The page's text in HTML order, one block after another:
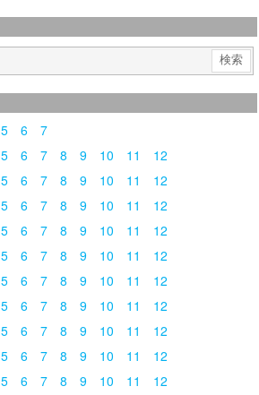
5 6
7
5 6 7 8 9 10 11
12
5 6 7 8 9 10 11
12
5 6 7 8 9 10 11
12
5 6 7 8 9 10 11
12
5 6 7 8 9 10 11
12
5 6 7 8 9 10 11
12
5 6 7 8 9 10 11
12
5 6 7 8 9 10 11
12
5 6 7 8 9 10 11
12
5 6 7 8 9 10 11
12